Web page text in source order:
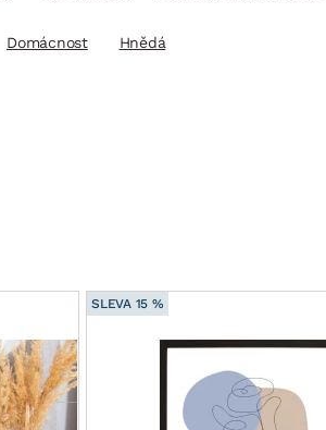
Domácnost Hnědá
SLEVA 15 %